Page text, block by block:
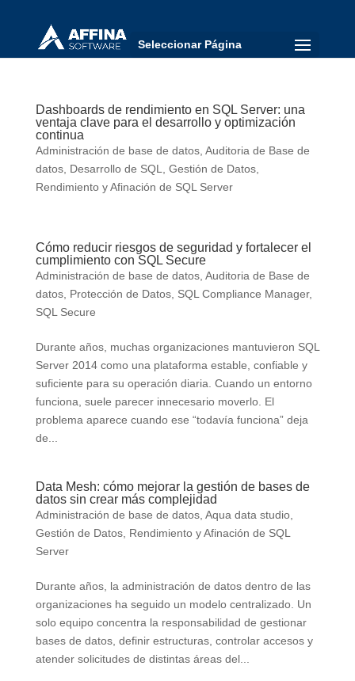
Seleccionar Página
Dashboards de rendimiento en SQL Server: una
ventaja clave para el desarrollo y optimización
continua
Administración de base de datos, Auditoria de Base de
datos, Desarrollo de SQL Gestión de Datos,
Rendimiento y Afinación de SQL Server
Cómo reducir riesgos de seguridad y fortalecer el
cumplimiento con SQL Secure
Administración de base de datos, Auditoria de Base de
datos, Protección de Datos, SQL Compliance Manager,
SQL Secure
Durante años, muchas organizaciones mantuvieron SQL
Server 2014 como una plataforma estable, confiable y
suficiente para su operación diaria. Cuando un entorno
funciona, suele parecer innecesario moverlo. El
problema aparece cuando ese “todavía funciona” deja
de...
Data Mesh: cómo mejorar la gestión de bases de
datos sin crear más complejidad
Administración de base de datos, Aqua data studio,
Gestión de Datos, Rendimiento y Afinación de SQL
Server
Durante años, la administración de datos dentro de las
organizaciones ha seguido un modelo centralizado. Un
solo equipo concentra la responsabilidad de gestionar
bases de datos, definir estructuras, controlar accesos y
atender solicitudes de distintas áreas del...